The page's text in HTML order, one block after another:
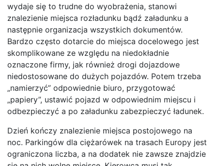
wydaje się to trudne do wyobrażenia, stanowi
znalezienie miejsca rozładunku bądź załadunku a
następnie organizacja wszystkich dokumentów.
Bardzo często dotarcie do miejsca docelowego jest
skomplikowane ze względu na niedokładnie
oznaczone firmy, jak również drogi dojazdowe
niedostosowane do dużych pojazdów. Potem trzeba
„namierzyć” odpowiednie biuro, przygotować
„papiery”, ustawić pojazd w odpowiednim miejscu i
odbezpieczyć a po załadunku zabezpieczyć ładunek.
Dzień kończy znalezienie miejsca postojowego na
noc. Parkingów dla ciężarówek na trasach Europy jest
ograniczona liczba, a na dodatek nie zawsze znajdzie